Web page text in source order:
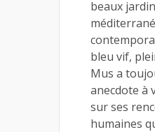
beaux
bleu vif,
Mus a
anecdote à
sur ses
humaines